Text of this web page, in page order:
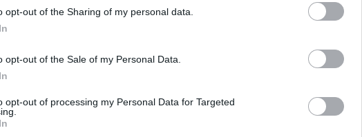
opt-out of the Sharing of my personal data.
opt-out of the Sale of my Personal Data.
opt-out of processing my Personal Data for Targeted
(4,608 x 3,072)